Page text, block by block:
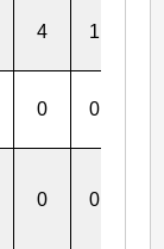
4 1
0 0
0 0